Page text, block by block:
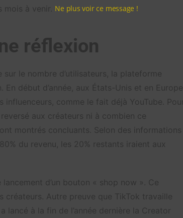
à venir.
réflexion
le nombre d’utilisateurs, la plateforme
début d’année, aux États-Unis et en Europe,
comme le fait déjà YouTube. Pour
aux créateurs ni à combien ce
montrés concluants. Selon des informations
du revenu, les 20% restants iraient aux
lancement d’un bouton « shop now ». Ce
créateurs. Autre preuve que TikTok travaille
à la fin de l’année dernière la Creator
Ne plus voir ce message !